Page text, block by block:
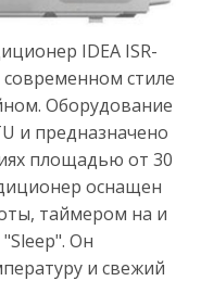
IDEA ISR-
стиле
Оборудование
и предназначено
площадью от 30
оснащен
таймером на и
Он
и свежий